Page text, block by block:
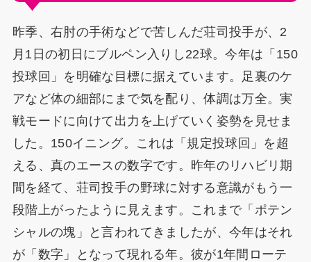
昨季、右肘の手術などで苦しんだ荘司投手が、2
月1日の初日にブルペン入りし22球。今年は「150
投球回」を明確な目標に据えています。足裏のケ
アなど体の細部にまで気を配り、体調は万全。実
戦モードに向けて出力を上げていく姿勢を見せま
した。150イニング。これは「規定投球回」を超
える、真のエースの数字です。昨年のリハビリ期
間を経て、荘司投手の野球に対する意識がもう一
段階上がったように見えます。これまで「ポテン
シャルの塊」と言われてきましたが、今年はそれ
が「数字」となって現れる年。彼が1年間ローテ